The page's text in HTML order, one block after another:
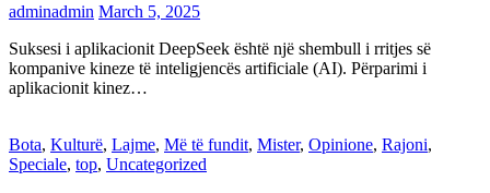
adminadmin March 5, 2025
Suksesi i aplikacionit DeepSeek është një shembull i rritjes së
kompanive kineze të inteligjencës artificiale (AI). Përparimi i
aplikacionit kinez…
Bota, Kulturë, Lajme, Më të fundit, Mister, Opinione, Rajoni,
Speciale, top, Uncategorized